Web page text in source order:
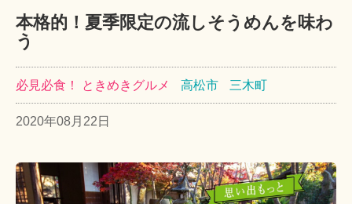
本格的！夏季限定の流しそうめんを味わ
う
必見必食！ ときめきグルメ 高松市 三木町
2020年08月22日